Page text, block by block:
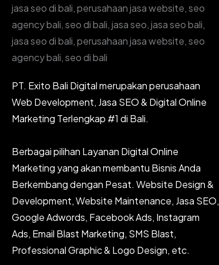
PT. Exito Bali Digital merupakan perusahaan
Web Development, Jasa SEO & Digital Online
Marketing Terlengkap #1 di Bali.
Berbagai pilihan Layanan Digital Online
Marketing yang akan membantu Bisnis Anda
Berkembang dengan Pesat. Website Design &
Development, Website Maintenance, Jasa SEO,
Google Adwords, Facebook Ads, Instagram
Ads, Email Blast Marketing, SMS Blast,
Professional Graphic & Logo Design, etc.